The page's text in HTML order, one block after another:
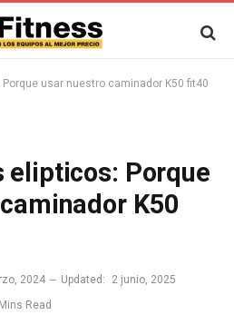
usar nuestro caminador K50 fit40
elipticos: Porque
K50
2024 Updated:
2 junio, 2025
Read